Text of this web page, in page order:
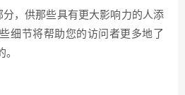
分，供那些具有更大影响力的人添
细节将帮助您的访问者更多地了